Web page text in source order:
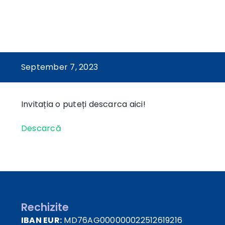
September 7, 2023
Invitația o puteți descarca aici!
Descarcă
Rechizite
IBAN EUR: MD76AG000000022512619216